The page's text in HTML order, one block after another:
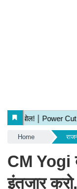
Home
CM Yogi
इंतजार करो,